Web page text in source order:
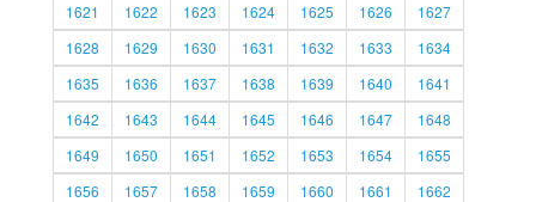
1621
1622 1623 1624 1625 1626
1627
1628
1629 1630 1631 1632 1633
1634
1635
1636 1637 1638 1639 1640
1641
1642
1643 1644 1645 1646 1647
1648
1649
1650 1651 1652 1653 1654
1655
1656
1657 1658 1659 1660 1661
1662